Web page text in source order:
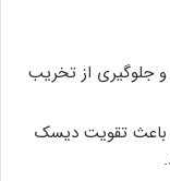
از تخریب
باعث تقویت دیسک